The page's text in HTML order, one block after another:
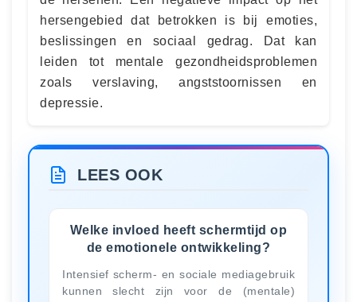
hersengebied dat betrokken is bij emoties,
beslissingen en sociaal gedrag. Dat kan
leiden tot mentale gezondheidsproblemen
zoals verslaving, angststoornissen en
depressie.
LEES OOK
Welke invloed heeft schermtijd op
de emotionele ontwikkeling?
Intensief scherm- en sociale mediagebruik
kunnen slecht zijn voor de (mentale)